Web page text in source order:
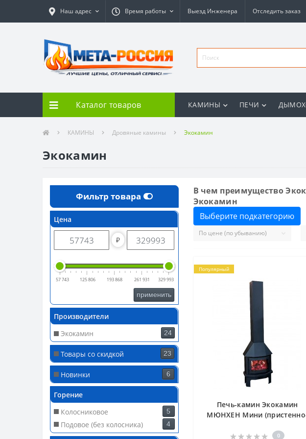
Наш адрес Время работы Выезд Инженера Отследить заказ
Каталог товаров КАМИНЫ ПЕЧИ
КАМИНЫ Дровяные камины Экокамин
Экокамин
Фильтр товара
Цена
₽
57 743 125 806 193 868 261 931 329 993
применить
Производители
Экокамин
24
Товары со скидкой 23
Новинки 6
Горение
Колосниковое
5
Подовое (без колосника) 4
В чем преимущество
Экокамин
Выберите подкатегорию
Популярный
Печь-камин Экокамин
МЮНХЕН Мини
0